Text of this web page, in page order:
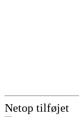
Netop tilføjet